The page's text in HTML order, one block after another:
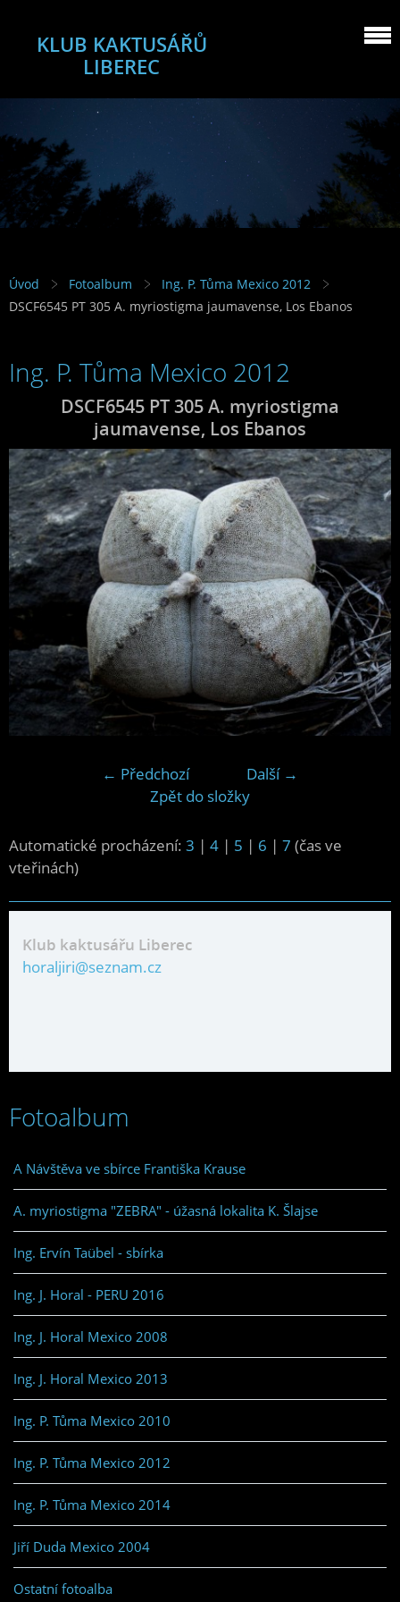
KLUB KAKTUSÁŘŮ
LIBEREC
Úvod Fotoalbum
Ing. P. Tůma Mexico 2012
DSCF6545 PT 305 A. myriostigma jaumavense, Los Ebanos
Ing. P. Tůma Mexico 2012
DSCF6545 PT 305 A. myriostigma
jaumavense, Los Ebanos
← Předchozí
Další →
Zpět do složky
Automatické procházení: 3 | 4 | 5 | 6 | 7 (čas ve
vteřinách)
Klub kaktusářu Liberec
horaljiri@seznam.cz
Fotoalbum
A Návštěva ve sbírce Františka Krause
A. myriostigma "ZEBRA" - úžasná lokalita K. Šlajse
Ing. Ervín Taübel - sbírka
Ing. J. Horal - PERU 2016
Ing. J. Horal Mexico 2008
Ing. J. Horal Mexico 2013
Ing. P. Tůma Mexico 2010
Ing. P. Tůma Mexico 2012
Ing. P. Tůma Mexico 2014
Jiří Duda Mexico 2004
Ostatní fotoalba